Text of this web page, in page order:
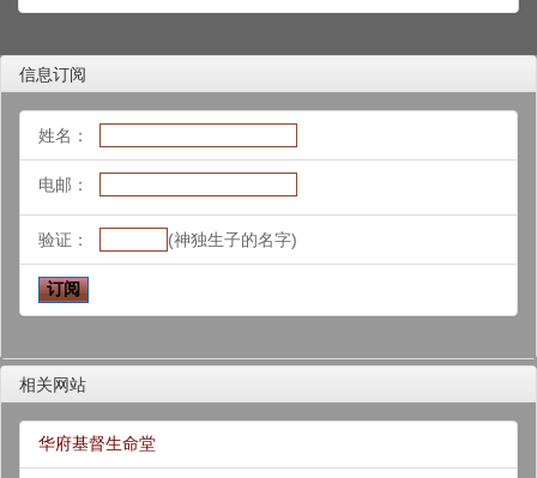
信息订阅
姓名：
电邮：
验证： (神独生子的名字)
相关网站
华府基督生命堂